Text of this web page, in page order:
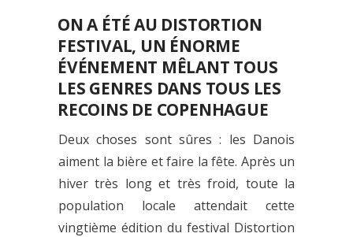
ON A ÉTÉ AU DISTORTION
FESTIVAL, UN ÉNORME
ÉVÉNEMENT MÊLANT TOUS
LES GENRES DANS TOUS LES
RECOINS DE COPENHAGUE
Deux choses sont sûres : les Danois
aiment la bière et faire la fête. Après un
hiver très long et très froid, toute la
population locale attendait cette
vingtième édition du festival Distortion